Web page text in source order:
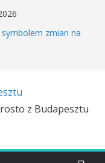
zmian na
Kiedy wróci Bubi?
kolej
w Polsce
odwołany
3
z Budapesztu